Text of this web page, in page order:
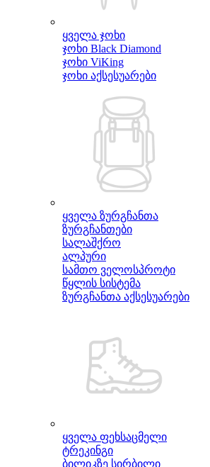
ყველა ჯოხი
ჯოხი Black Diamond
ჯოხი ViKing
ჯოხი აქსესუარები
ყველა ზურგჩანთა
ზურგჩანთები
სალაშქრო
ალპური
სამთო ველოსპროტი
წყლის სისტემა
ზურგჩანთა აქსესუარები
ყველა ფეხსაცმელი
ტრეკინგი
ბილიკზე სირბილი